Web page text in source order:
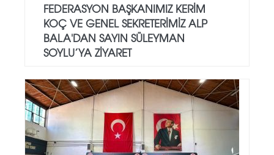
FEDERASYON BAŞKANIMIZ KERIM
KOÇ VE GENEL SEKRETERIMIZ ALP
BALA'DAN SAYIN SÜLEYMAN
SOYLU’YA ZIYARET